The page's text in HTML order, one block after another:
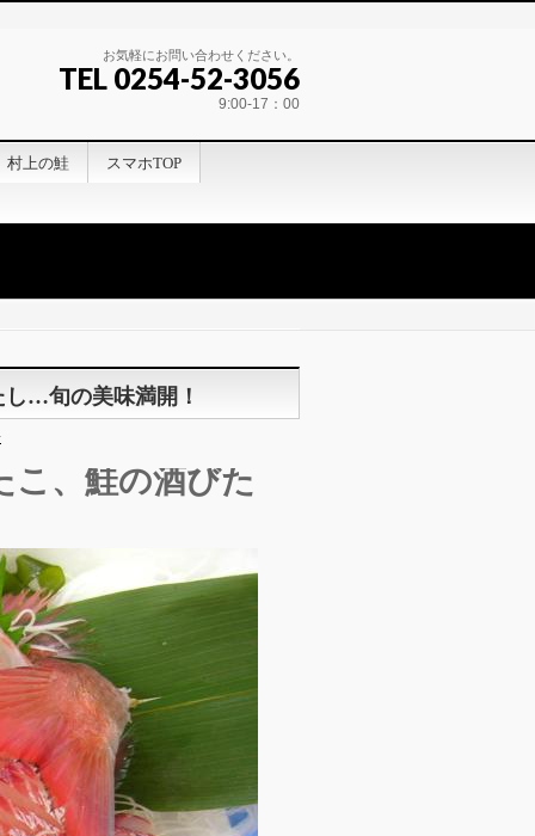
お気軽にお問い合わせください。
TEL 0254-52-3056
9:00-17：00
村上の鮭 スマホTOP
…旬の美味満開！
こ、鮭の酒びた